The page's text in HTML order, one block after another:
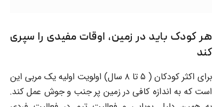
هر کودک باید در زمین، اوقات مفیدی را سپری
کند
برای اکثر کودکان ( ۵ تا ۸ سال) اولویت اولیه یک مربی این
است که به اندازه کافی در زمین پر جنب و جوش عمل کند.